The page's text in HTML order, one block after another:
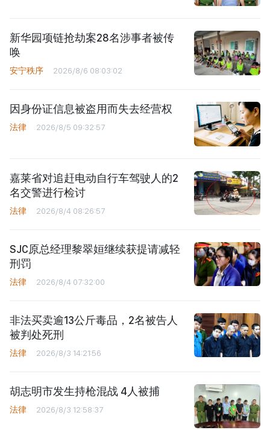
新华园项链抢劫案28名涉事者被传
唤
安宁秩序 2026/8/6 08:03:02
因身份证信息被盗用而失去经营权
法律 2026/8/5 09:32:57
嘉莱省对追赶电动自行车驾驶人的2
名交警进行检讨
法律 2026/8/4 08:26:57
SJC原总经理黎翠姮继续获提请减轻
刑罚
法律 2026/8/4 07:32:00
非法买卖逾13公斤毒品，2名被告人
被判处死刑
法律 2026/8/3 14:21:56
胡志明市发生持枪混战 4人被捕
法律 2026/8/3 12:58:37